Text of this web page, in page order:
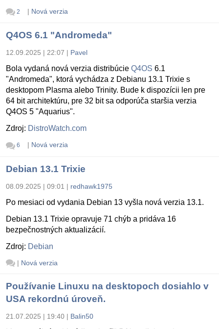
2 | Nová verzia
Q4OS 6.1 "Andromeda"
12.09.2025 | 22:07 | Pavel
Bola vydaná nová verzia distribúcie Q4OS 6.1
"Andromeda", ktorá vychádza z Debianu 13.1 Trixie s
desktopom Plasma alebo Trinity. Bude k dispozícii len pre
64 bit architektúru, pre 32 bit sa odporúča staršia verzia
Q4OS 5 "Aquarius".
Zdroj: DistroWatch.com
6 | Nová verzia
Debian 13.1 Trixie
08.09.2025 | 09:01 | redhawk1975
Po mesiaci od vydania Debian 13 vyšla nová verzia 13.1.
Debian 13.1 Trixie opravuje 71 chýb a pridáva 16
bezpečnostných aktualizácií.
Zdroj: Debian
| Nová verzia
Používanie Linuxu na desktopoch dosiahlo v
USA rekordnú úroveň.
21.07.2025 | 19:40 | Balin50